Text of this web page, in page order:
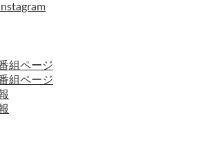
組ページ
組ページ